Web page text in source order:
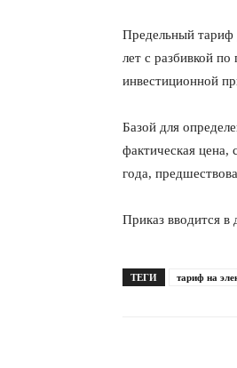
Предельный тариф
лет с разбивкой
инвестиционной
Базой для
фактическая цена,
года,
Приказ вводится в
ТЕГИ тариф на